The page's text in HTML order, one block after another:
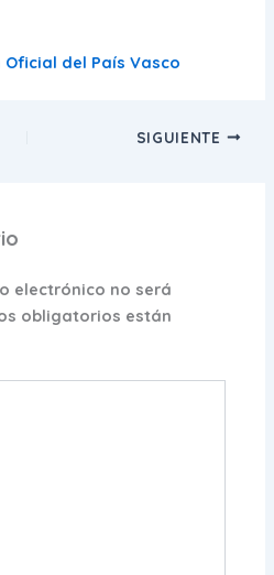
del País Vasco
SIGUIENTE
electrónico no será
obligatorios están